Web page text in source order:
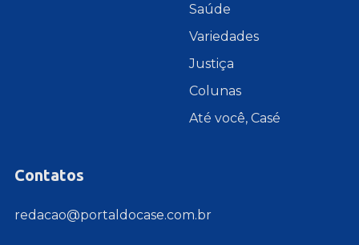
Saúde
Variedades
Justiça
Colunas
Até você, Casé
Contatos
redacao@portaldocase.com.br